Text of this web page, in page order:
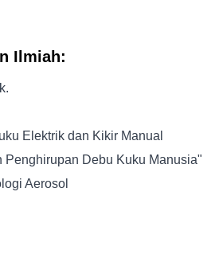
Ilmiah:
Elektrik dan Kikir Manual
Penghirupan Debu Kuku Manusia"
Aerosol